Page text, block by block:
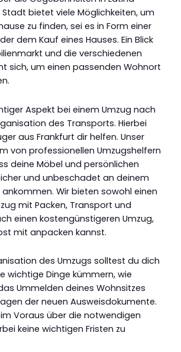
Stadt bietet viele Möglichkeiten, um
zu finden, sei es in Form einer
dem Kauf eines Hauses. Ein Blick
und die verschiedenen
sich, um einen passenden Wohnort
Aspekt bei einem Umzug nach
des Transports. Hierbei
aus Frankfurt dir helfen. Unser
von professionellen Umzugshelfern
deine Möbel und persönlichen
und unbeschadet an deinem
Wir bieten sowohl einen
mit Packen, Transport und
einen kostengünstigeren Umzug,
mit anpacken kannst.
des Umzugs solltest du dich
wichtige Dinge kümmern, wie
Ummelden deines Wohnsitzes
der neuen Ausweisdokumente.
Voraus über die notwendigen
keine wichtigen Fristen zu